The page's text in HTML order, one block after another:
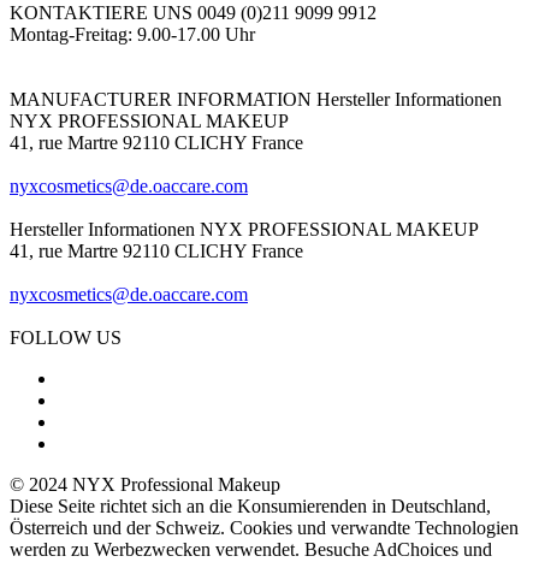
KONTAKTIERE UNS 0049 (0)211 9099 9912
Montag-Freitag: 9.00-17.00 Uhr
MANUFACTURER INFORMATION Hersteller Informationen
NYX PROFESSIONAL MAKEUP
41, rue Martre 92110 CLICHY France
nyxcosmetics@de.oaccare.com
Hersteller Informationen NYX PROFESSIONAL MAKEUP
41, rue Martre 92110 CLICHY France
nyxcosmetics@de.oaccare.com
FOLLOW US
© 2024 NYX Professional Makeup
Diese Seite richtet sich an die Konsumierenden in Deutschland,
Österreich und der Schweiz. Cookies und verwandte Technologien
werden zu Werbezwecken verwendet. Besuche AdChoices und